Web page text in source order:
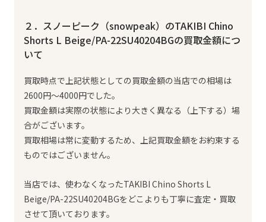
２．スノーピーク（snowpeak）のTAKIBI Chino
Shorts L Beige/PA-22SU40204BGの買取金額につ
いて
買取時点で上記状態としての買取金額の当店での相場は
2600円～4000円でした。
買取金額は実際の状態により大きく異なる（上下する）場
合がございます。
買取相場は常に変動するため、上記買取金額をお約束する
ものではございません。
当店では、使わなくなったTAKIBI Chino Shorts L
Beige/PA-22SU40204BGをどこよりも丁寧に査定・買取
させて頂いております。